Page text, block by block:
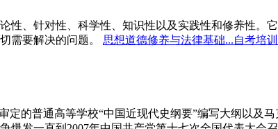
性、针对性、科学性、知识性以及实践性和修养性。
需要解决的问题。
思想道德修养与法律基础...自考培训
定的普通高等学校“中国近现代史纲要”编写大纲以及